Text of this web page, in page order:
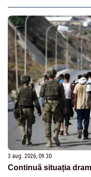
3 aug. 2026, 09:30
Continuă situația